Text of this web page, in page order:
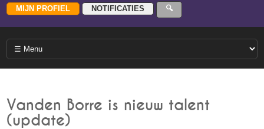
Vanden Borre is nieuw talent
(update)